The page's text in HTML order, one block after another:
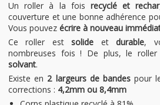
Un roller à la fois recyclé et
couverture et une bonne adhérence
Vous pouvez écrire à nouveau
Ce roller estsolide etdurable,
nombreuses fois ! De plus, le
solvant.
Existe en 2 largeurs de bandespour
corrections : 4,2mm ou 8,4mm